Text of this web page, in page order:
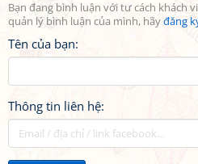
Bạn đang bình luận với tư cách khách
quản lý bình luận của mình, hãyđăng
Tên của bạn:
Thông tin liên hệ: